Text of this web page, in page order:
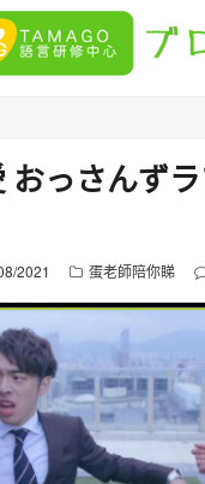
おっさんず
2021 蛋老師陪你睇